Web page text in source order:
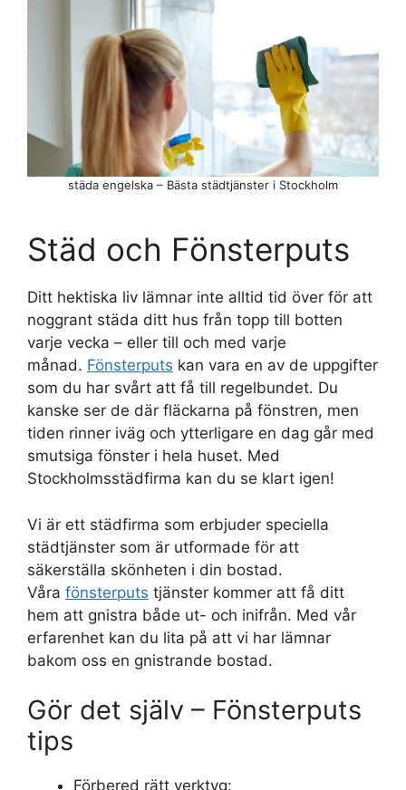
städa engelska – Bästa städtjänster i Stockholm
Städ och Fönsterputs
Ditt hektiska liv lämnar inte alltid tid över för att
noggrant städa ditt hus från topp till botten
varje vecka – eller till och med varje
månad. Fönsterputs kan vara en av de uppgifter
som du har svårt att få till regelbundet. Du
kanske ser de där fläckarna på fönstren, men
tiden rinner iväg och ytterligare en dag går med
smutsiga fönster i hela huset. Med
Stockholmsstädfirma kan du se klart igen!
Vi är ett städfirma som erbjuder speciella
städtjänster som är utformade för att
säkerställa skönheten i din bostad.
Våra fönsterputs tjänster kommer att få ditt
hem att gnistra både ut- och inifrån. Med vår
erfarenhet kan du lita på att vi har lämnar
bakom oss en gnistrande bostad.
Gör det själv – Fönsterputs
tips
Förbered rätt verktyg: